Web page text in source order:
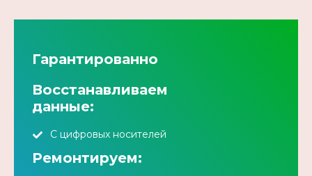
Гарантированно
Восстанавливаем
данные:
С цифровых носителей
Ремонтируем: